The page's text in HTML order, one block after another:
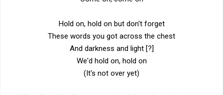
Hold on, hold on but don't forget
These words you got across the chest
And darkness and light [?]
We'd hold on, hold on
(It's not over yet)